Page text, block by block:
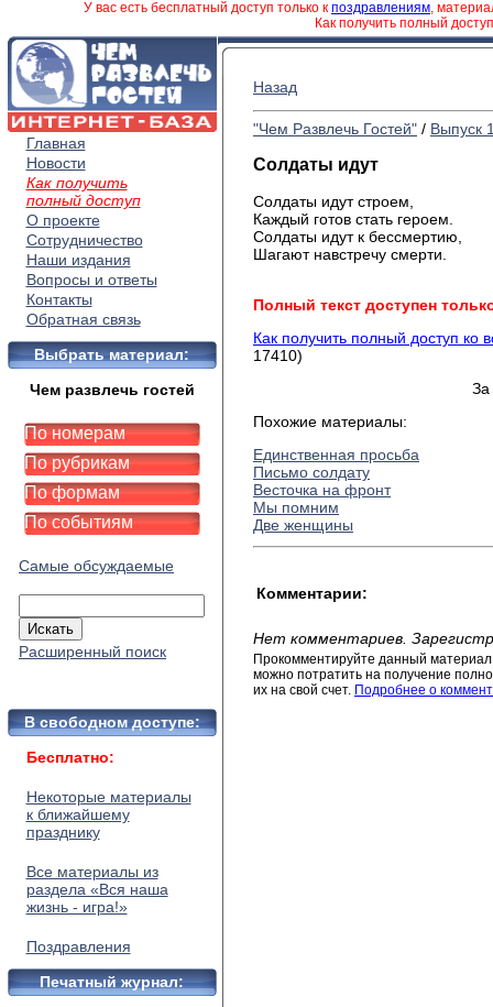
У вас есть бесплатный доступ только к поздравлениям,
Как получить полный
Главная
Новости
Как получить
полный доступ
О проекте
Сотрудничество
Наши издания
Вопросы и ответы
Контакты
Обратная связь
Выбрать материал:
Чем развлечь гостей
По номерам
По рубрикам
По формам
По событиям
Самые обсуждаемые
Расширенный поиск
В свободном доступе:
Бесплатно:
Некоторые материалы
к ближайшему
празднику
Все материалы из
раздела «Вся наша
жизнь - игра!»
Поздравления
Печатный журнал:
Назад
"Чем Развлечь Гостей" / Выпуск
Солдаты идут
Солдаты идут строем,
Каждый готов стать героем.
Солдаты идут к бессмертию,
Шагают навстречу смерти.
Полный текст доступен
Как получить полный доступ ко
17410)
За
Похожие материалы:
Единственная просьба
Письмо солдату
Весточка на фронт
Мы помним
Две женщины
Комментарии:
Нет комментариев.
Прокомментируйте данный
можно потратить на получение
их на свой счет. Подробнее о